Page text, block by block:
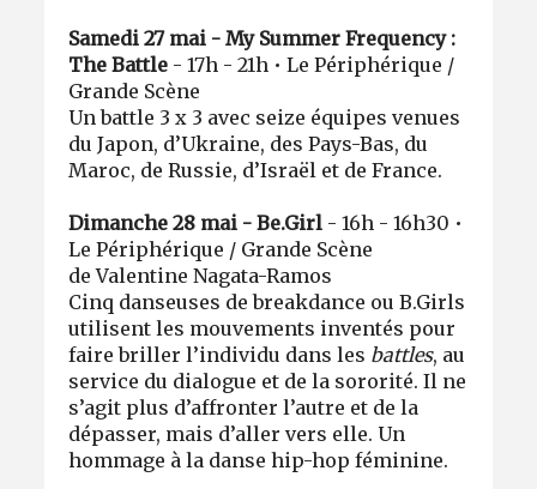
Samedi 27 mai - My Summer Frequency :
The Battle - 17h - 21h • Le Périphérique /
Grande Scène
Un battle 3 x 3 avec seize équipes venues
du Japon, d’Ukraine, des Pays-Bas, du
Maroc, de Russie, d’Israël et de France.
Dimanche 28 mai - Be.Girl - 16h - 16h30 •
Le Périphérique / Grande Scène
de Valentine Nagata-Ramos
Cinq danseuses de breakdance ou B.Girls
utilisent les mouvements inventés pour
faire briller l’individu dans les battles, au
service du dialogue et de la sororité. Il ne
s’agit plus d’affronter l’autre et de la
dépasser, mais d’aller vers elle. Un
hommage à la danse hip-hop féminine.